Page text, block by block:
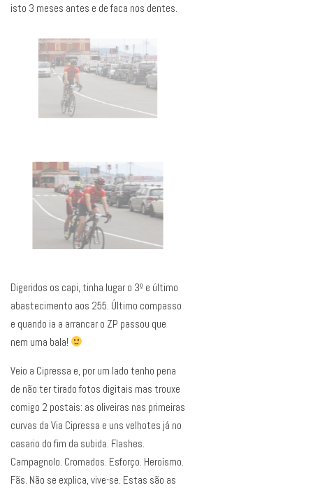
isto 3 meses antes e de faca nos dentes.
Digeridos os capi, tinha lugar o 3º e último
abastecimento aos 255. Último compasso
e quando ia a arrancar o ZP passou que
nem uma bala!
Veio a Cipressa e, por um lado tenho pena
de não ter tirado fotos digitais mas trouxe
comigo 2 postais: as oliveiras nas primeiras
curvas da Via Cipressa e uns velhotes já no
casario do fim da subida. Flashes.
Campagnolo. Cromados. Esforço. Heroísmo.
Fãs. Não se explica, vive-se. Estas são as